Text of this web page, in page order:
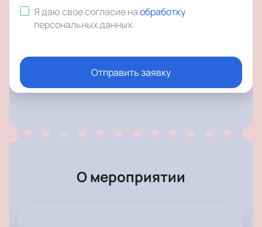
Я даю свое согласие наобработку
персональных данных.
Отправить заявку
О мероприятии